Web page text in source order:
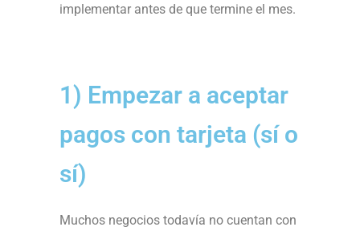
implementar antes de que termine el mes.
1) Empezar a aceptar
pagos con tarjeta (sí o
sí)
Muchos negocios todavía no cuentan con